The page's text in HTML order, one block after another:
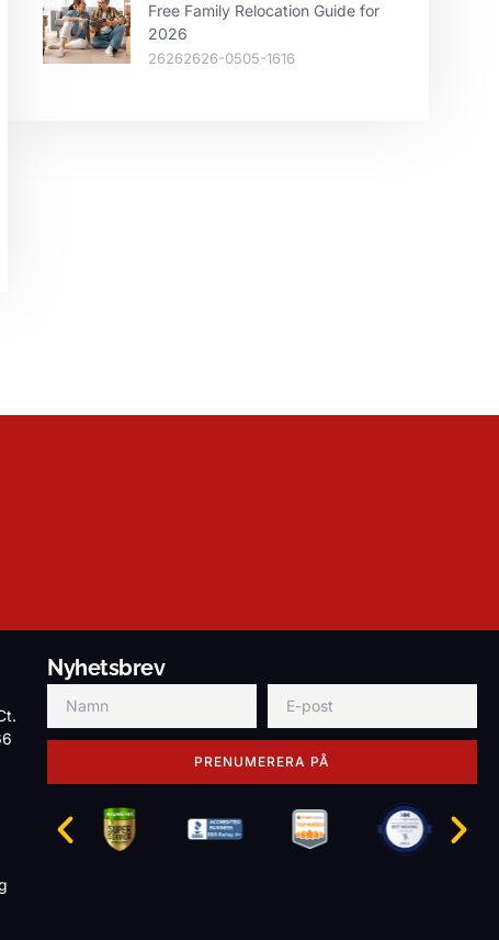
Free Family Relocation Guide for
2026
26262626-0505-1616
Nyhetsbrev
PRENUMERERA PÅ